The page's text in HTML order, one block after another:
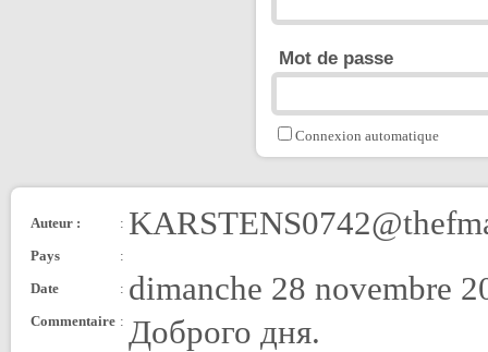
Mot de passe
Connexion automatique
Auteur : :
Pays
:
Date
: dimanche 28 novembre
Commentaire : Доброго дня.